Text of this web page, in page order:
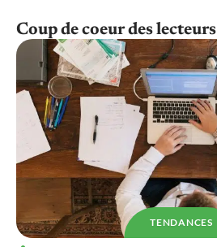
Coup de coeur des lecteurs
TENDANCES